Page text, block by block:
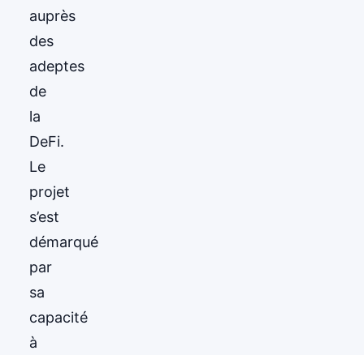
auprès
des
adeptes
de
la
DeFi.
Le
projet
s’est
démarqué
par
sa
capacité
à